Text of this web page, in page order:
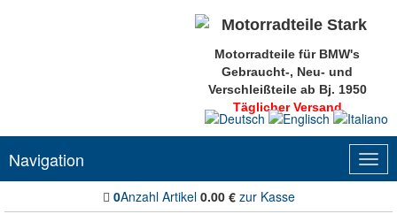
Motorradteile für BMW's
Gebraucht-, Neu- und
Verschleißteile ab Bj. 1950
Täglicher Versand
Navigation
0Anzahl Artikel 0.00€ zur Kasse